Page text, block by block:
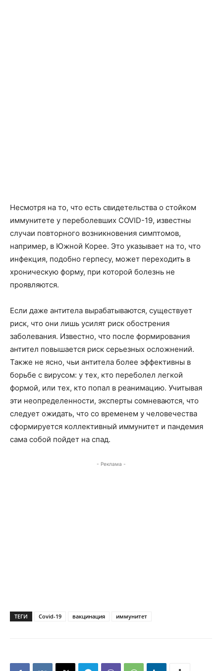
Несмотря на то, что есть свидетельства о стойком
иммунитете у переболевших COVID-19, известны
случаи повторного возникновения симптомов,
например, в Южной Корее. Это указывает на то, что
инфекция, подобно герпесу, может переходить в
хроническую форму, при которой болезнь не
проявляются.
Если даже антитела вырабатываются, существует
риск, что они лишь усилят риск обострения
заболевания. Известно, что после формирования
антител повышается риск серьезных осложнений.
Также не ясно, чьи антитела более эффективны в
борьбе с вирусом: у тех, кто переболел легкой
формой, или тех, кто попал в реанимацию. Учитывая
эти неопределенности, эксперты сомневаются, что
следует ожидать, что со временем у человечества
сформируется коллективный иммунитет и пандемия
сама собой пойдет на спад.
- Реклама -
ТЕГИ Covid-19 вакцинация иммунитет